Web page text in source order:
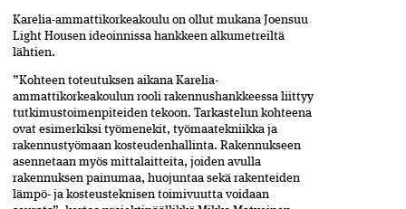
Karelia-ammattikorkeakoulu on ollut mukana Joensuu
Light Housen ideoinnissa hankkeen alkumetreiltä
lähtien.
”Kohteen toteutuksen aikana Karelia-
ammattikorkeakoulun rooli rakennushankkeessa liittyy
tutkimustoimenpiteiden tekoon. Tarkastelun kohteena
ovat esimerkiksi työmenekit, työmaatekniikka ja
rakennustyömaan kosteudenhallinta. Rakennukseen
asennetaan myös mittalaitteita, joiden avulla
rakennuksen painumaa, huojuntaa sekä rakenteiden
lämpö- ja kosteusteknisen toimivuutta voidaan